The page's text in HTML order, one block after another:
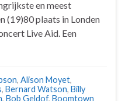
en meest
(19)80 plaats in Londen
Live Aid. Een
, Alison Moyet,
, Bernard Watson, Billy
, Bob Geldof, Boomtown